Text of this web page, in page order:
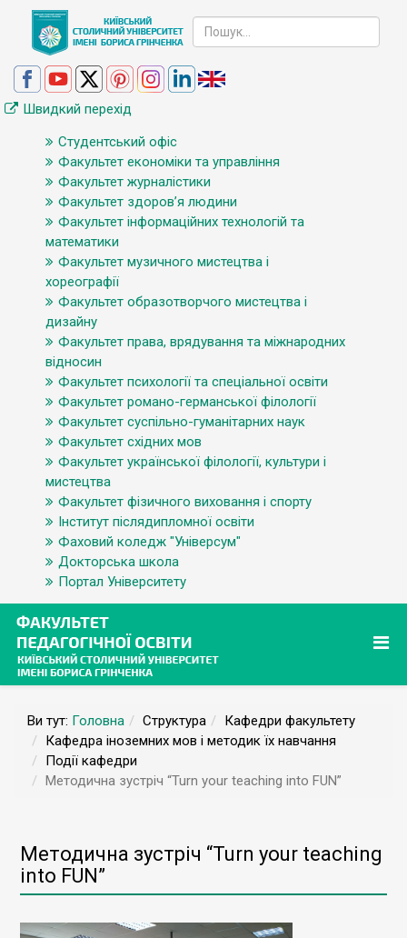
Швидкий перехід
Студентський офіс
Факультет економіки та управління
Факультет журналістики
Факультет здоров’я людини
Факультет інформаційних технологій та
математики
Факультет музичного мистецтва і
хореографії
Факультет образотворчого мистецтва і
дизайну
Факультет права, врядування та міжнародних
відносин
Факультет психології та спеціальної освіти
Факультет романо-германської філології
Факультет суспільно-гуманітарних наук
Факультет східних мов
Факультет української філології, культури і
мистецтва
Факультет фізичного виховання і спорту
Інститут післядипломної освіти
Фаховий коледж "Універсум"
Докторська школа
Портал Університету
Ви тут: Головна Структура
Кафедри факультету
Кафедра іноземних мов і методик їх навчання
Події кафедри
Методична зустріч “Turn your teaching into FUN”
Методична зустріч “Turn your teaching
into FUN”